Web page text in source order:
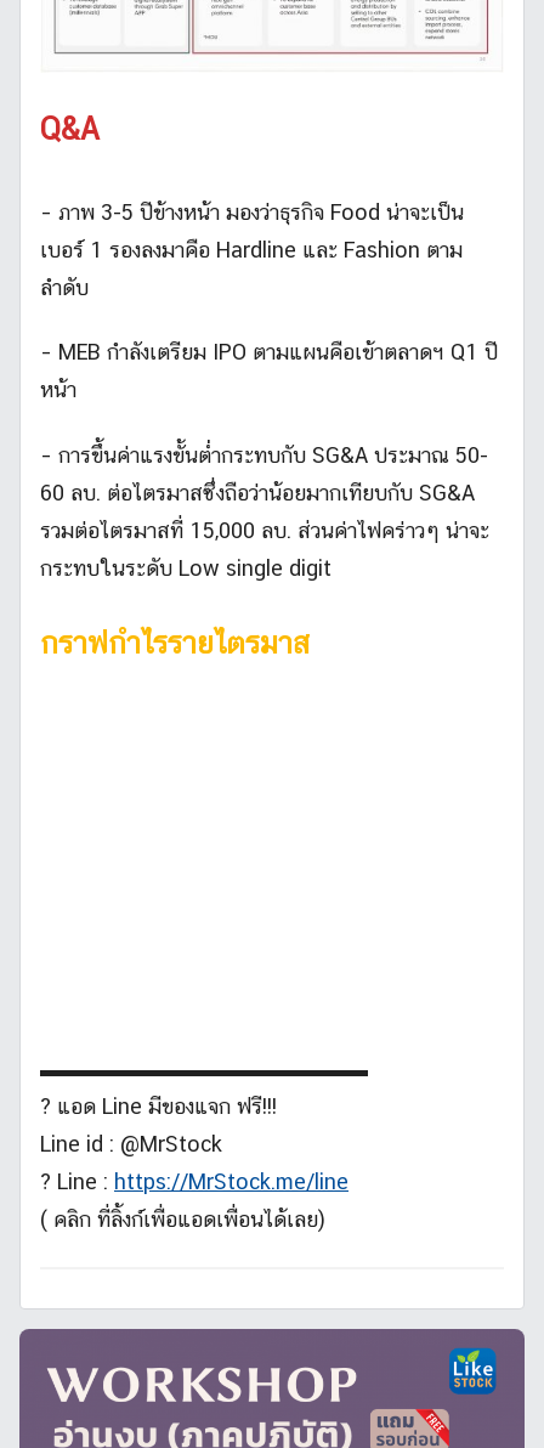
Q&A
– ภาพ 3-5 ปีข้างหน้า มองว่าธุรกิจ Food น่าจะเป็น
เบอร์ 1 รองลงมาคือ Hardline และ Fashion ตาม
ลำดับ
– MEB กำลังเตรียม IPO ตามแผนคือเข้าตลาดฯ Q1 ปี
หน้า
– การขึ้นค่าแรงขั้นต่ำกระทบกับ SG&A ประมาณ 50-
60 ลบ. ต่อไตรมาสซึ่งถือว่าน้อยมากเทียบกับ SG&A
รวมต่อไตรมาสที่ 15,000 ลบ. ส่วนค่าไฟคร่าวๆ น่าจะ
กระทบในระดับ Low single digit
กราฟกำไรรายไตรมาส
▬▬▬▬▬▬▬▬▬▬▬▬▬▬▬
? แอด Line มีของแจก ฟรี!!!
Line id : @MrStock
? Line : https://MrStock.me/line
( คลิก ที่ลิ้งก์เพื่อแอดเพื่อนได้เลย)
บ